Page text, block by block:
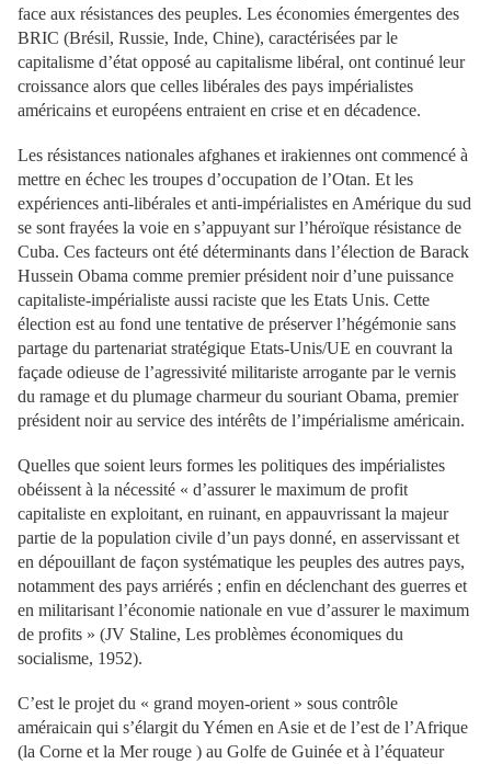
face aux résistances des peuples. Les économies émergentes des
BRIC (Brésil, Russie, Inde, Chine), caractérisées par le
capitalisme d’état opposé au capitalisme libéral, ont continué leur
croissance alors que celles libérales des pays impérialistes
américains et européens entraient en crise et en décadence.
Les résistances nationales afghanes et irakiennes ont commencé à
mettre en échec les troupes d’occupation de l’Otan. Et les
expériences anti-libérales et anti-impérialistes en Amérique du sud
se sont frayées la voie en s’appuyant sur l’héroïque résistance de
Cuba. Ces facteurs ont été déterminants dans l’élection de Barack
Hussein Obama comme premier président noir d’une puissance
capitaliste-impérialiste aussi raciste que les Etats Unis. Cette
élection est au fond une tentative de préserver l’hégémonie sans
partage du partenariat stratégique Etats-Unis/UE en couvrant la
façade odieuse de l’agressivité militariste arrogante par le vernis
du ramage et du plumage charmeur du souriant Obama, premier
président noir au service des intérêts de l’impérialisme américain.
Quelles que soient leurs formes les politiques des impérialistes
obéissent à la nécessité « d’assurer le maximum de profit
capitaliste en exploitant, en ruinant, en appauvrissant la majeur
partie de la population civile d’un pays donné, en asservissant et
en dépouillant de façon systématique les peuples des autres pays,
notamment des pays arriérés ; enfin en déclenchant des guerres et
en militarisant l’économie nationale en vue d’assurer le maximum
de profits » (JV Staline, Les problèmes économiques du
socialisme, 1952).
C’est le projet du « grand moyen-orient » sous contrôle
améraicain qui s’élargit du Yémen en Asie et de l’est de l’Afrique
(la Corne et la Mer rouge ) au Golfe de Guinée et à l’équateur